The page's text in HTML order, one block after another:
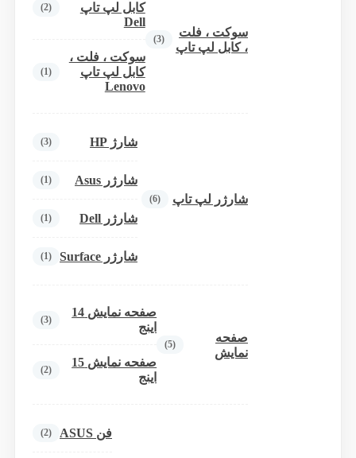
سوکت ، فلت
، کابل لپ تاپ
(3)
کابل لپ تاپ
Dell
(2)
سوکت ، فلت ،
کابل لپ تاپ
Lenovo
(1)
شارژر لپ تاپ (6)
شارژ HP (3)
شارژر Asus (1)
شارژر Dell (1)
شارژر Surface (1)
صفحه
نمایش
(5)
صفحه نمایش 14
اینج
(3)
صفحه نمایش 15
اینج
(2)
فن ASUS (2)